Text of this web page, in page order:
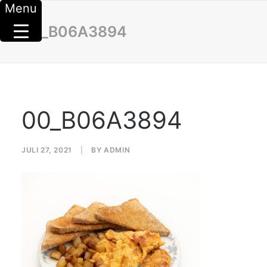
00_B06A3894
00_B06A3894
JULI 27, 2021 BYADMIN
Menu